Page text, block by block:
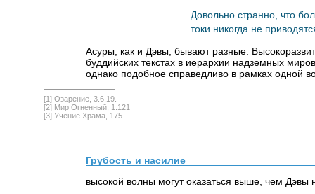
Довольно странно, что
токи никогда не
Асуры, как и Дэвы, бывают разные.
буддийских текстах в иерархии надземных
однако подобное справедливо в рамках одной
[1] Озарение, 3.6.19.
[2] Мир Огненный, 1.121
[3] Учение Храма, 175.
Грубость и насилие
высокой волны могут оказаться выше, чем Дэвы